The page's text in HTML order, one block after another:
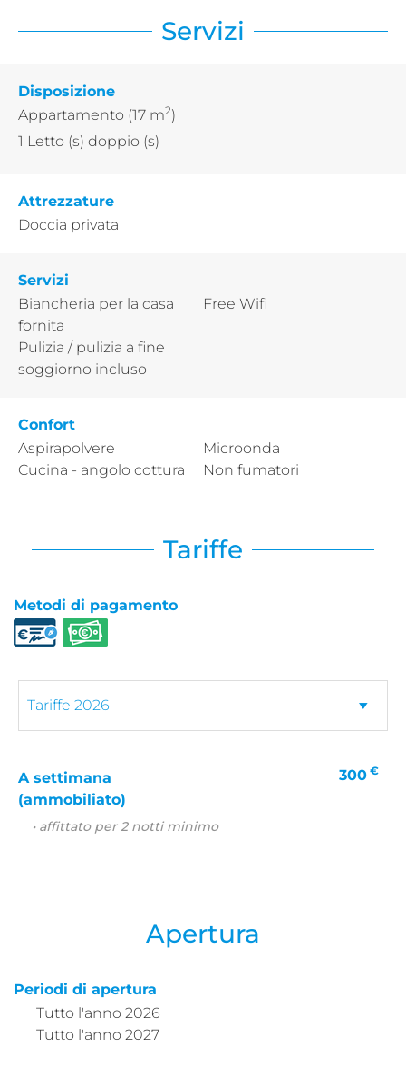
Servizi
Disposizione
Appartamento (17 m2)
1 Letto (s) doppio (s)
Attrezzature
Doccia privata
Servizi
Biancheria per la casa
fornita
Pulizia / pulizia a fine
soggiorno incluso
Free Wifi
Confort
Aspirapolvere
Cucina - angolo cottura
Microonda
Non fumatori
Tariffe
Metodi di pagamento
A settimana
(ammobiliato)
300 €
• affittato per 2 notti minimo
Apertura
Periodi di apertura
Tutto l'anno 2026
Tutto l'anno 2027